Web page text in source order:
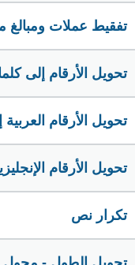
تفقيط عملات ومبالغ
تحويل الأرقام إلى
تحويل الأرقام العربية
تحويل الأرقام
تكرار نص